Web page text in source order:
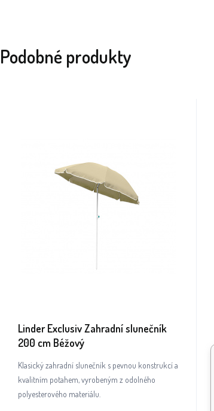
Podobné produkty
Linder Exclusiv Zahradní slunečník
200 cm Béžový
Klasický zahradní slunečník s pevnou konstrukcí a
kvalitním potahem, vyrobeným z odolného
polyesterového materiálu.